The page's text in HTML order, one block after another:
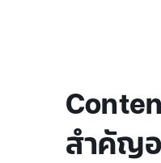
สำคัญอ